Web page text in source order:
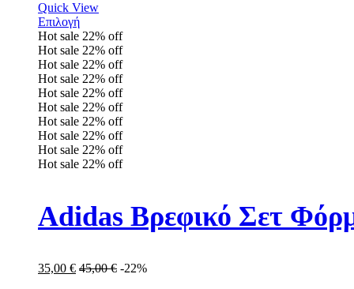
Quick View
Επιλογή
Hot sale 22% off
Hot sale 22% off
Hot sale 22% off
Hot sale 22% off
Hot sale 22% off
Hot sale 22% off
Hot sale 22% off
Hot sale 22% off
Hot sale 22% off
Hot sale 22% off
Adidas Βρεφικό Σετ
35,00 € 45,00€ -22%